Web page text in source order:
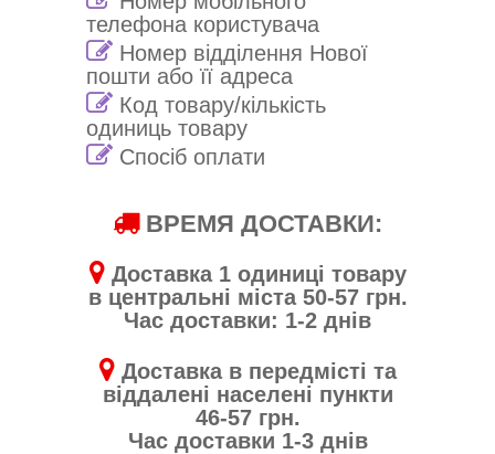
телефона користувача
Номер відділення Нової
пошти або її адреса
Код товару/кількість
одиниць товару
Спосіб оплати
ВРЕМЯ ДОСТАВКИ:
Доставка 1 одиниці товару
в центральні міста 50-57 грн.
Час доставки: 1-2 днів
Доставка в передмісті та
віддалені населені пункти
46-57 грн.
Час доставки 1-3 днів